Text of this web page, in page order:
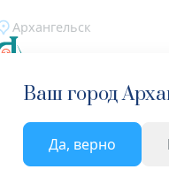
Архангельск
Ваш город
Да, верно
Главная Каталог Косметика